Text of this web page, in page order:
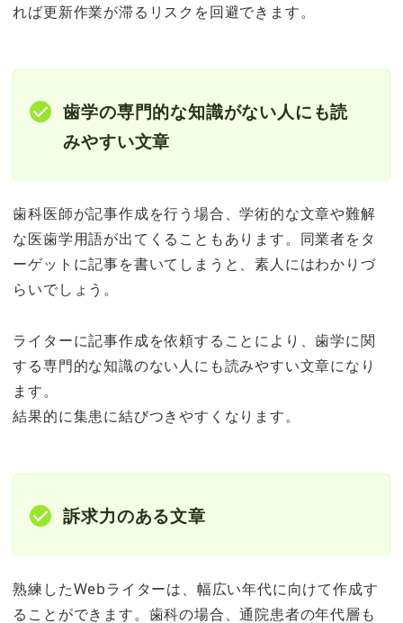
れば更新作業が滞るリスクを回避できます。
歯学の専門的な知識がない人にも読
みやすい文章
歯科医師が記事作成を行う場合、学術的な文章や難解
な医歯学用語が出てくることもあります。同業者をタ
ーゲットに記事を書いてしまうと、素人にはわかりづ
らいでしょう。
ライターに記事作成を依頼することにより、歯学に関
する専門的な知識のない人にも読みやすい文章になり
ます。
結果的に集患に結びつきやすくなります。
訴求力のある文章
熟練したWebライターは、幅広い年代に向けて作成す
ることができます。歯科の場合、通院患者の年代層も